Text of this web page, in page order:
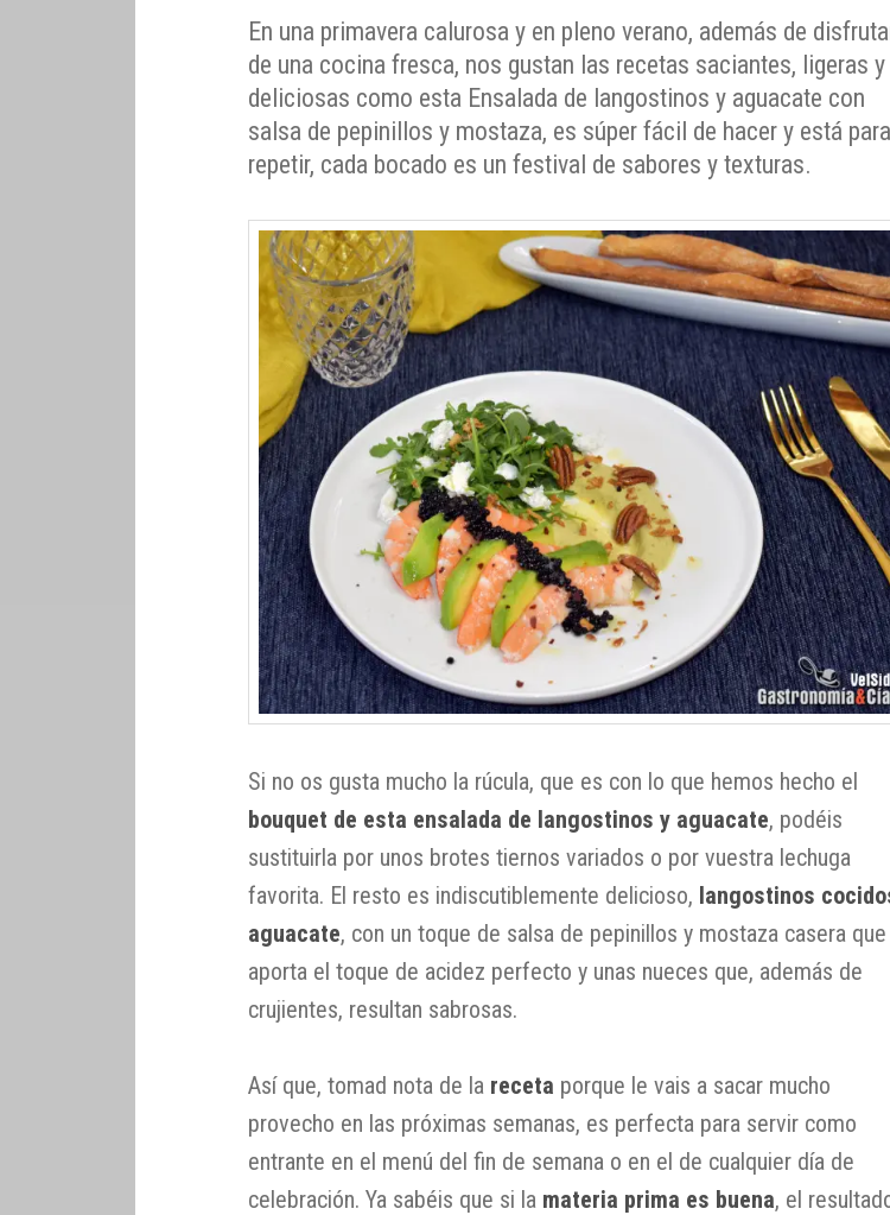
En una primavera calurosa y en pleno verano, además de
de una cocina fresca, nos gustan las recetas saciantes, ligeras y
deliciosas como esta Ensalada de langostinos y aguacate con
salsa de pepinillos y mostaza, es súper fácil de hacer y está para
repetir, cada bocado es un festival de sabores y texturas.
Si no os gusta mucho la rúcula, que es con lo que hemos hecho el
bouquet de esta ensalada de langostinos y aguacate, podéis
sustituirla por unos brotes tiernos variados o por vuestra lechuga
favorita. El resto es indiscutiblemente delicioso, langostinos
aguacate, con un toque de salsa de pepinillos y mostaza casera que
aporta el toque de acidez perfecto y unas nueces que, además de
crujientes, resultan sabrosas.
Así que, tomad nota de la receta porque le vais a sacar mucho
provecho en las próximas semanas, es perfecta para servir como
entrante en el menú del fin de semana o en el de cualquier día de
celebración. Ya sabéis que si la materia prima es buena, el